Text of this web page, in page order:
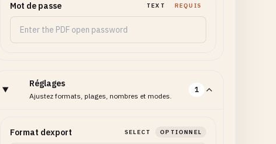
Mot de passe TEXT REQUIS
Réglages
Ajustez formats, plages, nombres et modes.
1
Format dexport SELECT OPTIONNEL